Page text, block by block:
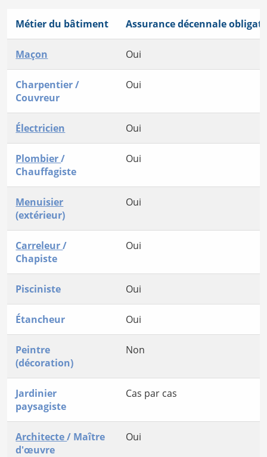
Métier du bâtiment Assurance décennale
Maçon Oui
Charpentier /
Couvreur
Oui
Électricien Oui
Plombier/
Chauffagiste
Oui
Menuisier
(extérieur)
Oui
Carreleur/
Chapiste
Oui
Pisciniste Oui
Étancheur Oui
Peintre
(décoration)
Non
Jardinier
paysagiste
Cas par cas
Architecte/ Maître
d'œuvre
Oui